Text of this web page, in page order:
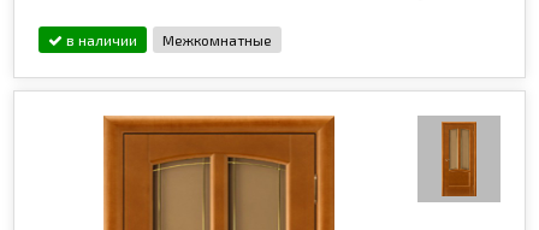
в наличии Межкомнатные